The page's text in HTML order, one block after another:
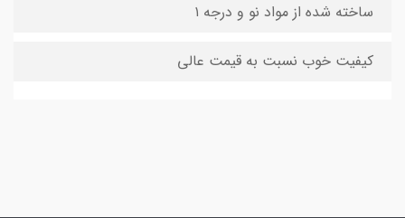
ساخته شده از مواد نو و درجه ۱
کیفیت خوب نسبت به قیمت عالی